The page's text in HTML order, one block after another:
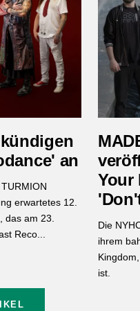
an
erwartetes 12.
das am 23.
Reco...
Your
Die
ihrem
ist.